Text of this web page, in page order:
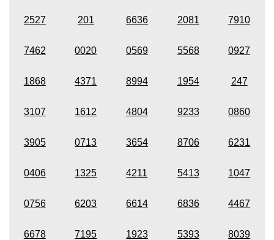
2527 201 6636 2081 7910
7462 0020 0569 5568 0927
1868 4371 8994 1954 247
3107 1612 4804 9233 0860
3905 0713 3654 8706 6231
0406 1325 4211 5413 1047
0756 6203 6614 6836 4467
6678 7195 1923 5393 8039